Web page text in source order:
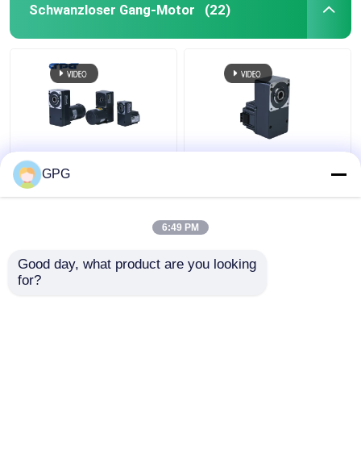
Schwanzloser Gang-Motor (22)
schwanzloser Gang-
Motor 25w 12v 24v
mit hohlem flachem
Getriebe 4GFS5-200K
GPG
6:49 PM
Good day, what product are you looking
for?